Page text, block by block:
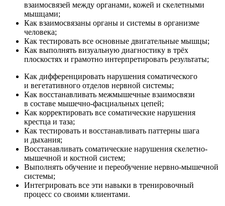
взаимосвязей между органами, кожей и скелетными
мышцами;
Как взаимосвязаны органы и системы в организме
человека;
Как тестировать все основные двигательные мышцы;
Как выполнять визуальную диагностику в трёх
плоскостях и грамотно интерпретировать результаты;
Как дифференцировать нарушения соматического
и вегетативного отделов нервной системы;
Как восстанав­ливать межмышечные взаимосвязи
в составе мышечно-фасциальных цепей;
Как корректировать все соматические нарушения
крестца и таза;
Как тестировать и восстанав­ливать паттерны шага
и дыхания;
Восстанав­ливать соматические нарушения скелетно-
мышечной и костной систем;
Выполнять обучение и переобучение нервно-мышечной
системы;
Интегрировать все эти навыки в тренировочный
процесс со своими клиентами.